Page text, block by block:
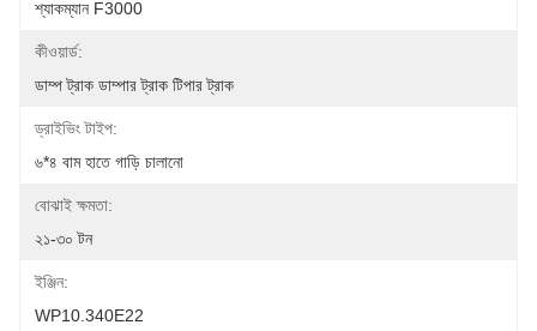
শ্যাকম্যান F3000
কীওয়ার্ড:
ডাম্প ট্রাক ডাম্পার ট্রাক টিপার ট্রাক
ড্রাইভিং টাইপ:
৬*৪ বাম হাতে গাড়ি চালানো
বোঝাই ক্ষমতা:
২১-৩০ টন
ইঞ্জিন:
WP10.340E22